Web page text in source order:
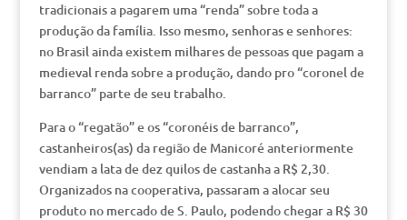
tradicionais a pagarem uma “renda” sobre toda a
produção da família. Isso mesmo, senhoras e senhores:
no Brasil ainda existem milhares de pessoas que pagam a
medieval renda sobre a produção, dando pro “coronel de
barranco” parte de seu trabalho.
Para o “regatão” e os “coronéis de barranco”,
castanheiros(as) da região de Manicoré anteriormente
vendiam a lata de dez quilos de castanha a R$ 2,30.
Organizados na cooperativa, passaram a alocar seu
produto no mercado de S. Paulo, podendo chegar a R$ 30